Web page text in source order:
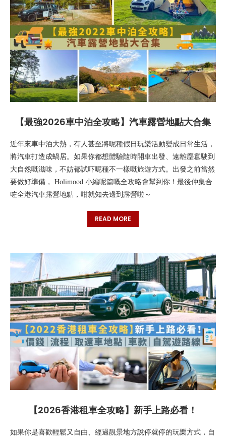
【最強2026車中泊全攻略】汽車露營地點大合集
近年來車中泊大熱，有人甚至將呢種假日玩樂活動變成日常生活，
將汽車打造成蝸居。如果你都想體驗隨時開車出發、遠離塵囂駛到
大自然嘅滋味，不妨都試吓呢種不一樣嘅旅遊方式。出發之前當然
要做好準備， Holimood 小編呢篇嘅全攻略會幫到你！最後仲集合
咗全港汽車露營地點，咁就知去邊到露營啦～
READ MORE
【2026香港租車全攻略】新手上路必看！
如果你是喜歡輕鬆又自由、經過靚景地方說停就停的玩樂方式，自